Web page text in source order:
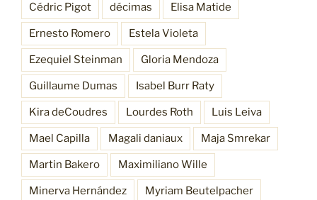
Cédric Pigot décimas Elisa Matide
Ernesto Romero Estela Violeta
Ezequiel Steinman Gloria Mendoza
Guillaume Dumas Isabel Burr Raty
Kira deCoudres Lourdes Roth Luis Leiva
Mael Capilla Magali daniaux Maja Smrekar
Martin Bakero Maximiliano Wille
Minerva Hernández Myriam Beutelpacher